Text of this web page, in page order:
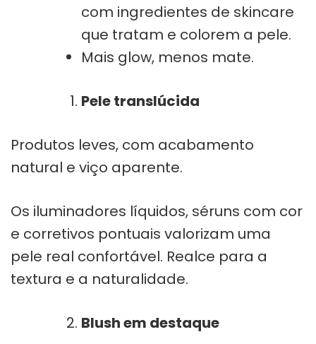
com ingredientes de skincare
que tratam e colorem a pele.
Mais glow, menos mate.
Pele translúcida
Produtos leves, com acabamento
natural e viço aparente.
Os iluminadores líquidos, séruns com cor
e corretivos pontuais valorizam uma
pele real confortável. Realce para a
textura e a naturalidade.
Blush em destaque